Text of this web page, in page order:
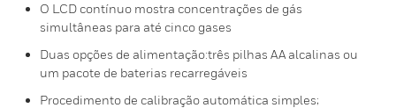
O LCD contínuo mostra concentrações de gás
simultâneas para até cinco gases
Duas opções de alimentação:três pilhas AA alcalinas ou
um pacote de baterias recarregáveis
Procedimento de calibração automática simples;